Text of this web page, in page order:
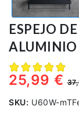
ESPEJO
ALUMINIO
25,99 €
SKU: U60W-